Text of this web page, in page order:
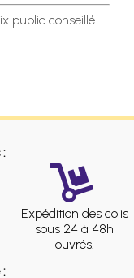
public conseillé
Expédition des colis
sous 24 à 48h
ouvrés.